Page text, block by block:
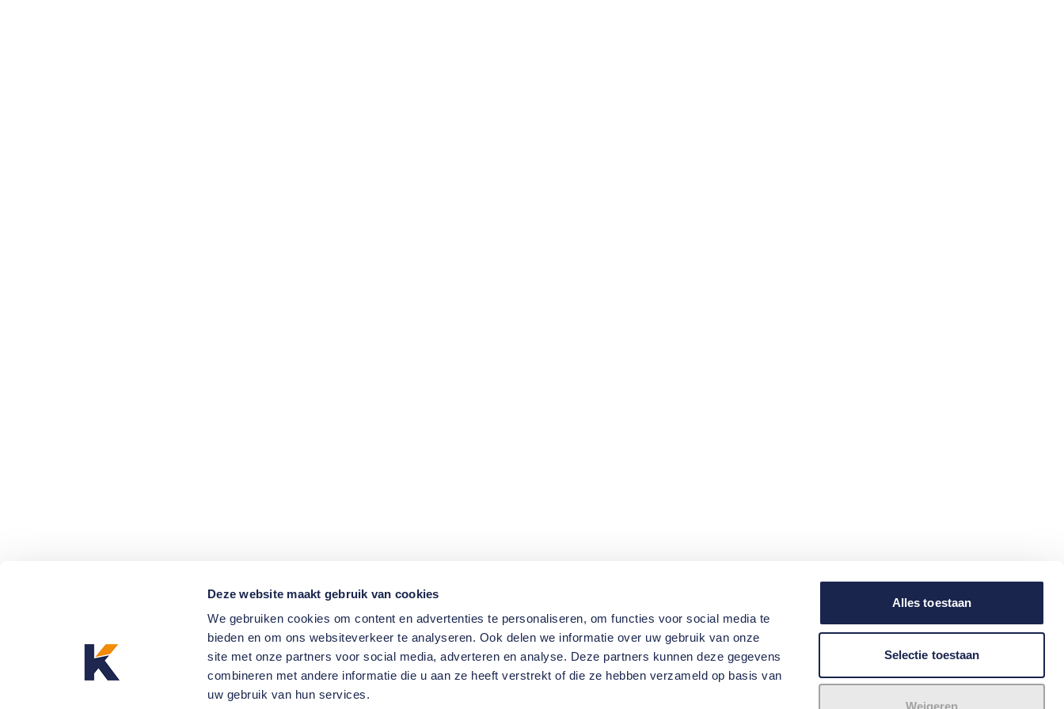
Deze website maakt gebruik van cookies
We gebruiken cookies om content en advertenties te personaliseren, om functies voor social media te
bieden en om ons websiteverkeer te analyseren. Ook delen we informatie over uw gebruik van onze
site met onze partners voor social media, adverteren en analyse. Deze partners kunnen deze gegevens
combineren met andere informatie die u aan ze heeft verstrekt of die ze hebben verzameld op basis van
uw gebruik van hun services.
Alles toestaan
Selectie toestaan
Weigeren